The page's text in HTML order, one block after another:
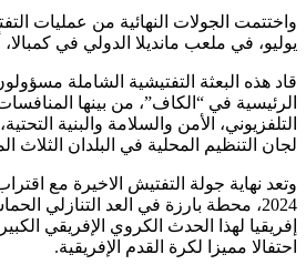
يوليو، في ملعب مانديلا الدولي في كمبالا،
قاد هذه البعثة التفتيشية الشاملة
الرئيسية في “الكاف”، من بينها
التلفزيوني، الأمن والسلامة والبنية
لجان التنظيم المحلية في البلدان الثلاث
وتعد نهاية جولة التفتيش الاخيرة مع
2024، محطة بارزة في العد التنازلي
إفريقيا لهذا الحدث الكروي الإفريقي
احتفالا مميزا لكرة القدم الإفريقية.